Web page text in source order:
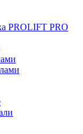
PROLIFT PRO